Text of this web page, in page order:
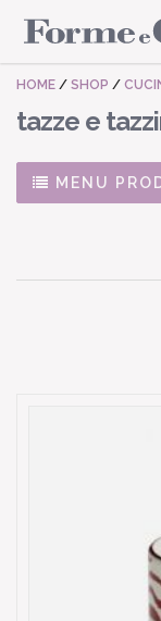
HOME / SHOP /
tazze e
MENU